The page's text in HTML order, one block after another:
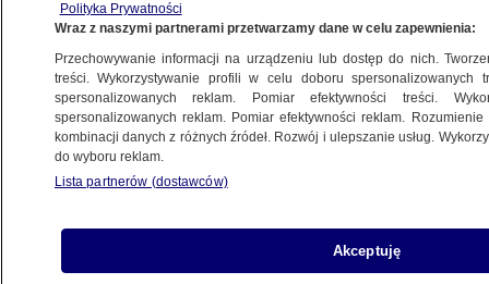
Polskę. Wtedy powstało wyjątkowe zdjęcie
z Lechem Wałęsą
6.07.2023, 14:25
Udostępnij
Polityka Prywatności
Wraz z naszymi partnerami przetwarzamy dane w celu zapewnienia:
Przechowywanie informacji na urządzeniu lub dostęp do nich.
treści. Wykorzystywanie profili w celu doboru spersonalizowanych
spersonalizowanych reklam. Pomiar efektywności treści.
spersonalizowanych reklam. Pomiar efektywności reklam.
kombinacji danych z różnych źródeł. Rozwój i ulepszanie usług.
do wyboru reklam.
Lista partnerów (dostawców)
Akceptuję